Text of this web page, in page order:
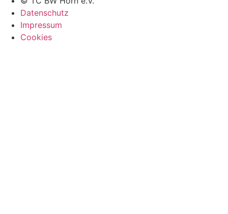
Datenschutz
Impressum
Cookies